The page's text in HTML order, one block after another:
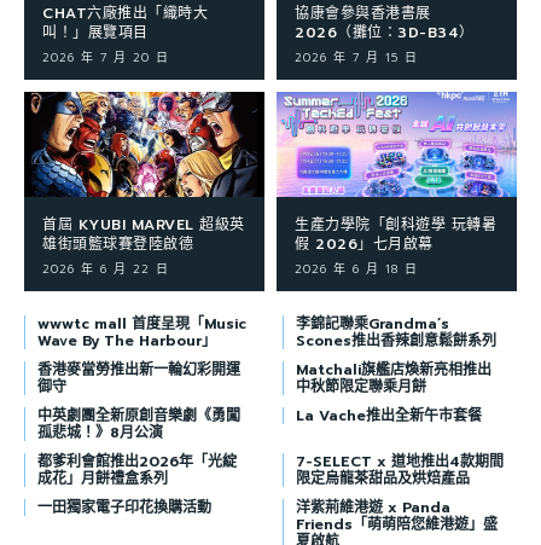
CHAT六廠推出「織時大
叫！」展覽項目
2026 年 7 月 20 日
協康會參與香港書展
2026（攤位：3D-B34）
2026 年 7 月 15 日
首屆 KYUBI MARVEL 超級英
雄街頭籃球賽登陸啟德
2026 年 6 月 22 日
生產力學院「創科遊學 玩轉暑
假 2026」七月啟幕
2026 年 6 月 18 日
wwwtc mall 首度呈現「Music
Wave By The Harbour」
李錦記聯乘Grandma’s
Scones推出香辣創意鬆餅系列
香港麥當勞推出新一輪幻彩開運
御守
Matchali旗艦店煥新亮相推出
中秋節限定聯乘月餅
中英劇團全新原創音樂劇《勇闖
孤悲城！》8月公演
La Vache推出全新午市套餐
都爹利會館推出2026年「光綻
成花」月餅禮盒系列
7-SELECT x 道地推出4款期間
限定烏龍茶甜品及烘焙產品
一田獨家電子印花換購活動
洋紫荊維港遊 x Panda
Friends「萌萌陪您維港遊」盛